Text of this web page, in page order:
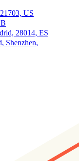
US
28014, ES
Shenzhen,